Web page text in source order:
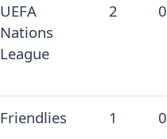
UEFA
Nations
League
2 0
Friendlies 1 0